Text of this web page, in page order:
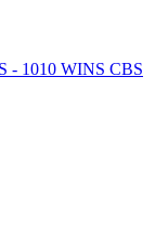
- 1010 WINS CBS